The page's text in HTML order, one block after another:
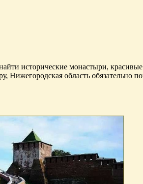
исторические монастыри,
область обязательно